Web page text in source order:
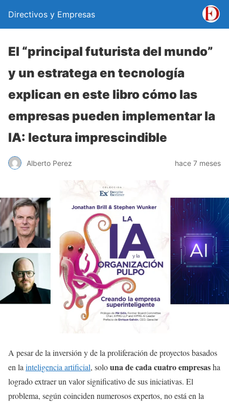
Directivos y Empresas
El “principal futurista del mundo”
y un estratega en tecnología
explican en este libro cómo las
empresas pueden implementar la
IA: lectura imprescindible
Alberto Perez hace 7 meses
A pesar de la inversión y de la proliferación de proyectos basados
en la inteligencia artificial, solouna de cada cuatro empresasha
logrado extraer un valor significativo de sus iniciativas. El
problema, según coinciden numerosos expertos, no está en la